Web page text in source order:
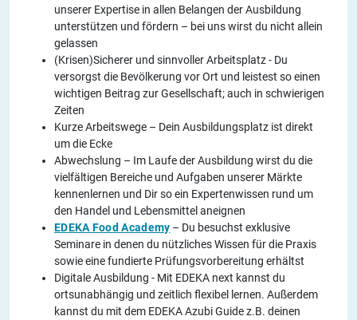
unserer Expertise in allen Belangen der Ausbildung
unterstützen und fördern – bei uns wirst du nicht allein
gelassen
(Krisen)Sicherer und sinnvoller Arbeitsplatz - Du
versorgst die Bevölkerung vor Ort und leistest so einen
wichtigen Beitrag zur Gesellschaft; auch in schwierigen
Zeiten
Kurze Arbeitswege – Dein Ausbildungsplatz ist direkt
um die Ecke
Abwechslung – Im Laufe der Ausbildung wirst du die
vielfältigen Bereiche und Aufgaben unserer Märkte
kennenlernen und Dir so ein Expertenwissen rund um
den Handel und Lebensmittel aneignen
EDEKA Food Academy – Du besuchst exklusive
Seminare in denen du nützliches Wissen für die Praxis
sowie eine fundierte Prüfungsvorbereitung erhältst
Digitale Ausbildung - Mit EDEKA next kannst du
ortsunabhängig und zeitlich flexibel lernen. Außerdem
kannst du mit dem EDEKA Azubi Guide z.B. deinen